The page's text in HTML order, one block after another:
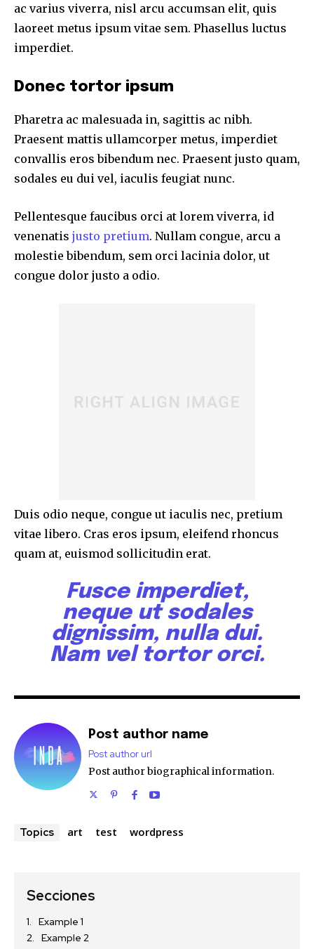
Únete a nuestra comunidad de
Para suscribirse, simplemente ingrese su dirección de correo
suscripción a continuación. No se preocupe, respetamos su
privacidad y no enviaremos spam a su bandeja de entrada.
ac varius viverra, nisl arcu accumsan elit, quis
laoreet metus ipsum vitae sem. Phasellus luctus
imperdiet.
Donec tortor ipsum
Pharetra ac malesuada in, sagittis ac nibh.
Praesent mattis ullamcorper metus, imperdiet
convallis eros bibendum nec. Praesent justo quam,
sodales eu dui vel, iaculis feugiat nunc.
Pellentesque faucibus orci at lorem viverra, id
venenatis justo pretium. Nullam congue, arcu a
molestie bibendum, sem orci lacinia dolor, ut
congue dolor justo a odio.
Duis odio neque, congue ut iaculis nec, pretium
vitae libero. Cras eros ipsum, eleifend rhoncus
quam at, euismod sollicitudin erat.
Fusce imperdiet,
neque ut sodales
dignissim, nulla dui.
Nam vel tortor orci.
Post author name
Post author url
Post author biographical information.
Topics art test wordpress
Secciones
Example 1
Example 2